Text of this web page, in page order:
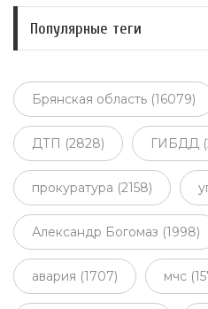
Популярные теги
Брянская область (16079)
ДТП (2828) ГИБДД
прокуратура (2158)
Александр Богомаз (1998)
авария (1707) мчс